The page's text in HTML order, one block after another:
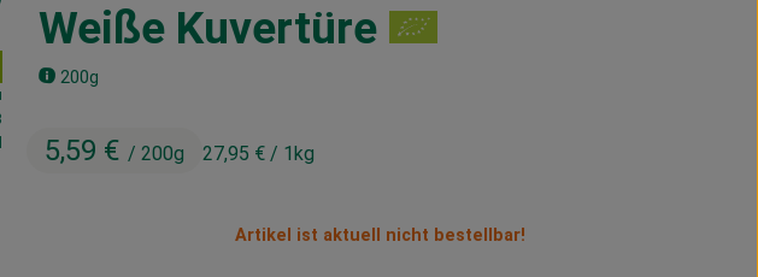
Weiße Kuvertüre
200g
5,59 € / 200g 27,95 € / 1kg
Produkt zu Favouriten hinzufügen
Artikel ist aktuell nicht bestellbar!